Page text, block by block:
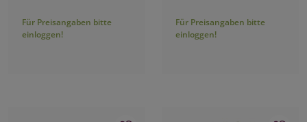
Für Preisangaben bitte
einloggen!
Für Preisangaben bitte
einloggen!